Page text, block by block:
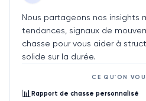
Nous partageons nos insights
tendances, signaux de
chasse pour vous aider à
solide sur la durée.
CE QU'ON
📊 Rapport de chasse personnalisé